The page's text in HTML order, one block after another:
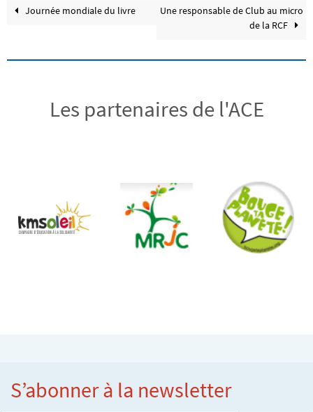
Journée mondiale du livre
Une responsable de Club au micro
de la RCF
Les partenaires de l'ACE
S’abonner à la newsletter